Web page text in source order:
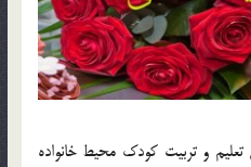
و تربيت كودك محيط خانواده